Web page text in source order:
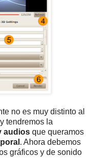
no es muy distinto al
tendremos la
audios que queramos
. Ahora debemos
gráficos y de sonido